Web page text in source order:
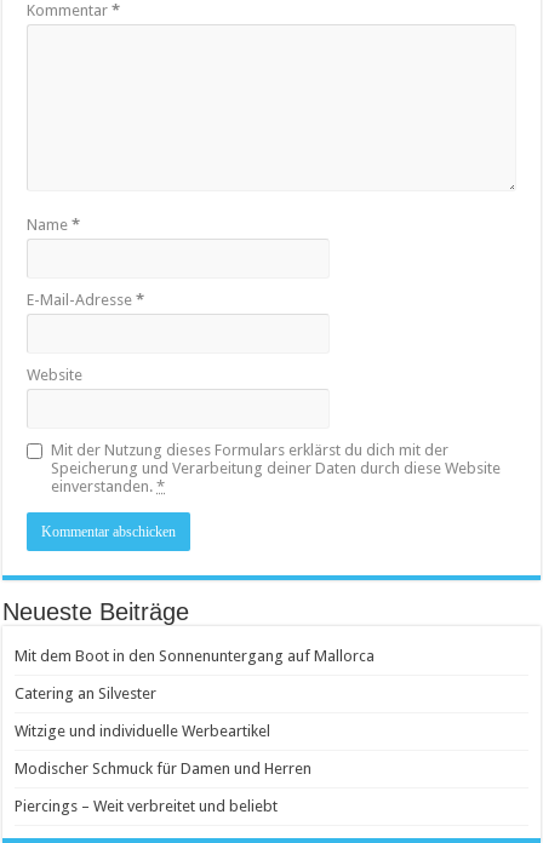
Kommentar*
Name*
E-Mail-Adresse*
Website
Mit der Nutzung dieses Formulars erklärst du dich mit der
Speicherung und Verarbeitung deiner Daten durch diese Website
einverstanden.*
Neueste Beiträge
Mit dem Boot in den Sonnenuntergang auf Mallorca
Catering an Silvester
Witzige und individuelle Werbeartikel
Modischer Schmuck für Damen und Herren
Piercings – Weit verbreitet und beliebt